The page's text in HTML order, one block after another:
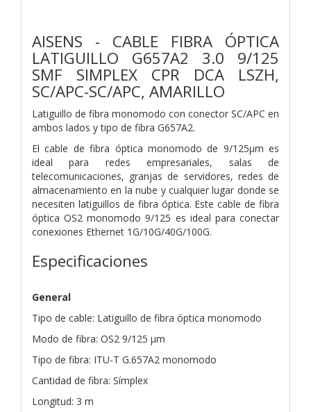
AISENS - CABLE FIBRA ÓPTICA
LATIGUILLO G657A2 3.0 9/125
SMF SIMPLEX CPR DCA LSZH,
SC/APC-SC/APC, AMARILLO
Latiguillo de fibra monomodo con conector SC/APC en
ambos lados y tipo de fibra G657A2.
El cable de fibra óptica monomodo de 9/125µm es
ideal para redes empresariales, salas de
telecomunicaciones, granjas de servidores, redes de
almacenamiento en la nube y cualquier lugar donde se
necesiten latiguillos de fibra óptica. Este cable de fibra
óptica OS2 monomodo 9/125 es ideal para conectar
conexiones Ethernet 1G/10G/40G/100G.
Especificaciones
General
Tipo de cable: Latiguillo de fibra óptica monomodo
Modo de fibra: OS2 9/125 µm
Tipo de fibra: ITU-T G.657A2 monomodo
Cantidad de fibra: Símplex
Longitud: 3 m